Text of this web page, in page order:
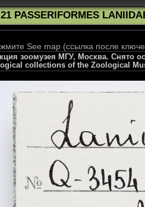
21 PASSERIFORMES
See map (ссылка после
зоомузея МГУ, Москва. Снято
collections of the Zoological